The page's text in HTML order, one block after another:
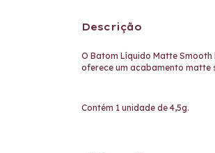
Descrição
O Batom Líquido Matte
oferece um acabamento matte
Contém 1 unidade de 4,5g.